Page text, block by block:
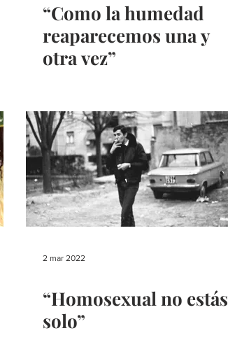
“Como la humedad
reaparecemos una y
otra vez”
2 mar 2022
“Homosexual no estás
solo”